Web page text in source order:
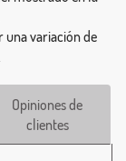
una variación de
Opiniones de
clientes